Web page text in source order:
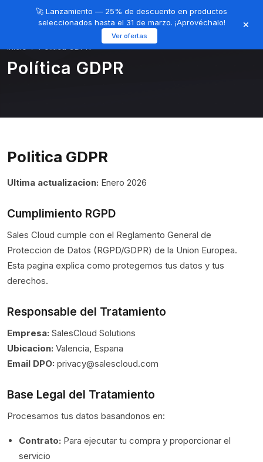
🚀 Lanzamiento — 25% de descuento en productos
seleccionados hasta el 31 de marzo. ¡Aprovéchalo!
Ver ofertas
Iniciar
Sesión
Política GDPR
Politica GDPR
Ultima actualizacion: Enero 2026
Cumplimiento RGPD
Sales Cloud cumple con el Reglamento General de
Proteccion de Datos (RGPD/GDPR) de la Union Europea.
Esta pagina explica como protegemos tus datos y tus
derechos.
Responsable del Tratamiento
Empresa: SalesCloud Solutions
Ubicacion: Valencia, Espana
Email DPO: privacy@salescloud.com
Base Legal del Tratamiento
Procesamos tus datos basandonos en:
Contrato: Para ejecutar tu compra y proporcionar el
servicio